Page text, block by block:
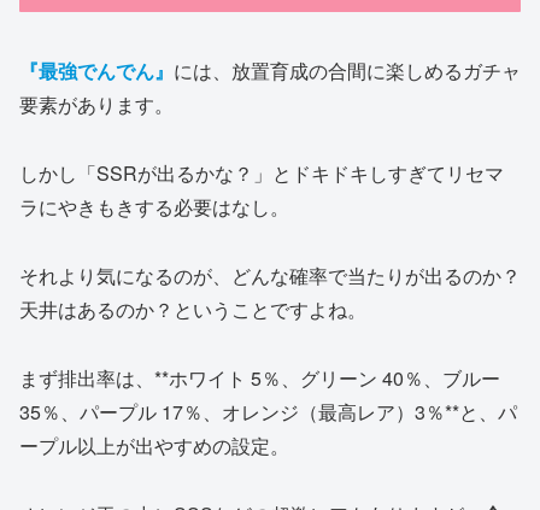
『最強でんでん』 には、放置育成の合間に楽しめるガチャ
要素があります。
しかし「SSRが出るかな？」とドキドキしすぎてリセマ
ラにやきもきする必要はなし。
それより気になるのが、どんな確率で当たりが出るのか？
天井はあるのか？ということですよね。
まず排出率は、**ホワイト 5％、グリーン 40％、ブルー
35％、パープル 17％、オレンジ（最高レア）3％**と、パ
ープル以上が出やすめの設定。